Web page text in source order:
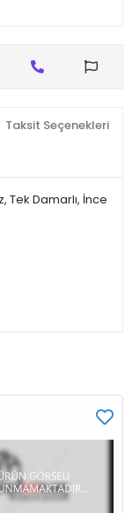
Taksit Seçenekleri
Tek Damarlı, İnce